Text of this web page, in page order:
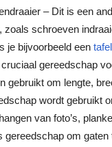
– Dit is een
schroeven
je bijvoorbeeld een tafel
gereedschap
gebruikt om lengte,
wordt gebruikt
van foto’s,
gereedschap om